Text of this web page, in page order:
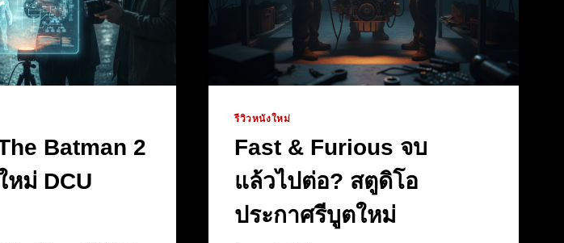
Batman 2
หม่ DCU
รีวิวหนังใหม่
Fast & Furious จบ
แล้วไปต่อ? สตูดิโอ
ประกาศรีบูตใหม่